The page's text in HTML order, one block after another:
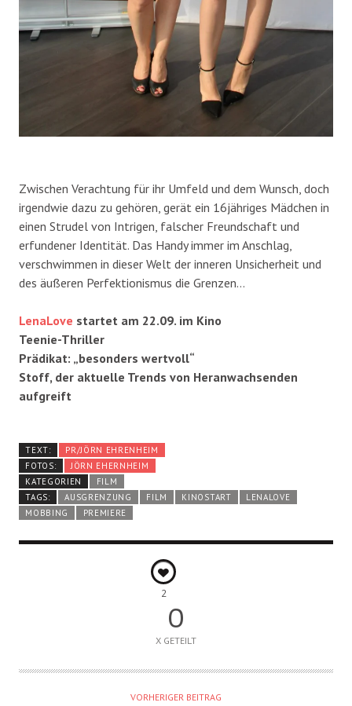
Zwischen Verachtung für ihr Umfeld und dem Wunsch, doch
irgendwie dazu zu gehören, gerät ein 16jähriges Mädchen in
einen Strudel von Intrigen, falscher Freundschaft und
erfundener Identität. Das Handy immer im Anschlag,
verschwimmen in dieser Welt der inneren Unsicherheit und
des äußeren Perfektionismus die Grenzen…
LenaLove startet am 22.09. im Kino
Teenie-Thriller
Prädikat: „besonders wertvoll“
Stoff, der aktuelle Trends von Heranwachsenden
aufgreift
TEXT:
PR/JÖRN EHRENHEIM
FOTOS:
JÖRN EHERNHEIM
KATEGORIEN
FILM
TAGS:
AUSGRENZUNG FILM KINOSTART
LENALOVE
MOBBING
PREMIERE
2
0
X GETEILT
VORHERIGER BEITRAG